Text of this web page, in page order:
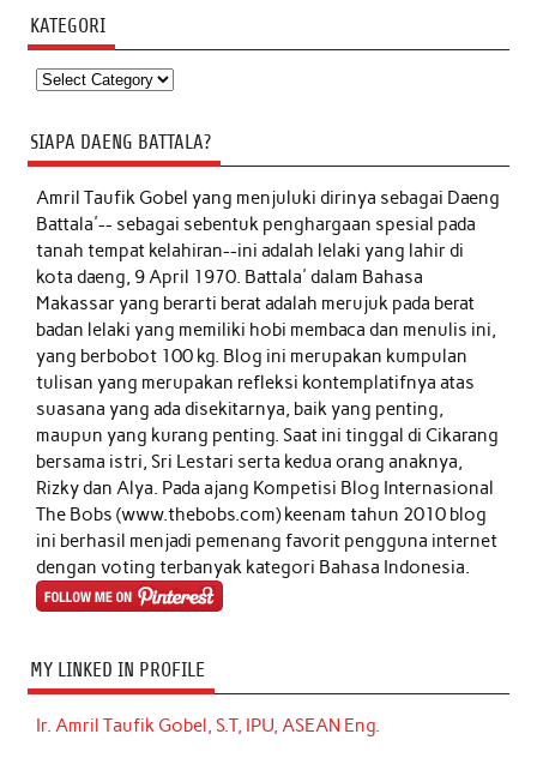
KATEGORI
Kategori
SIAPA DAENG BATTALA?
Amril Taufik Gobelyang menjuluki dirinya sebagai Daeng
Battala'-- sebagai sebentuk penghargaan spesial pada
tanah tempat kelahiran--ini adalah lelaki yang lahir di
kota daeng, 9 April 1970. Battala' dalam Bahasa
Makassar yang berarti berat adalah merujuk pada berat
badan lelaki yang memiliki hobi membaca dan menulis ini,
yang berbobot 100 kg. Blog ini merupakan kumpulan
tulisan yang merupakan refleksi kontemplatifnya atas
suasana yang ada disekitarnya, baik yang penting,
maupun yang kurang penting. Saat ini tinggal di Cikarang
bersama istri, Sri Lestari serta kedua orang anaknya,
Rizky dan Alya. Pada ajang Kompetisi Blog Internasional
The Bobs (www.thebobs.com) keenam tahun 2010 blog
ini berhasil menjadi pemenang favorit pengguna internet
dengan voting terbanyak kategori Bahasa Indonesia.
MY LINKED IN PROFILE
Ir. Amril Taufik Gobel, S.T, IPU, ASEAN Eng.